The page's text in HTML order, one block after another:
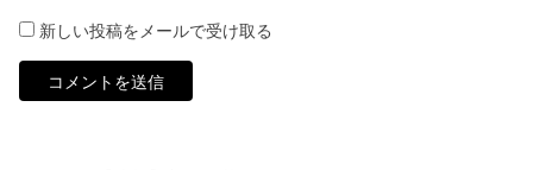
新しい投稿をメールで受け取る